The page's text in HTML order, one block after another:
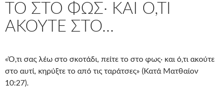
ΤΟ ΣΤΟ ΦΩΣ· ΚΑΙ Ό,ΤΙ
ΑΚΟΎΤΕ ΣΤΟ…
«Ό,τι σας λέω στο σκοτάδι, πείτε το στο φως· και ό,τι ακούτε
στο αυτί, κηρύξτε το από τις ταράτσες» (Κατά Ματθαίον
10:27).